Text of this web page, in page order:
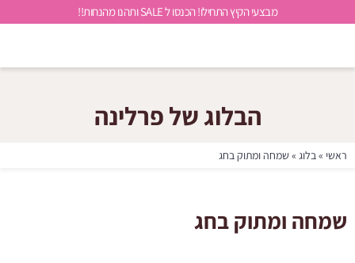
מבצעי הקיץ התחילו! הכנסו ל SALE ותהנו מהנחות!!
הבלוג של פרלינה
ראשי »בלוג » שמחה ומתוק בחג
שמחה ומתוק בחג